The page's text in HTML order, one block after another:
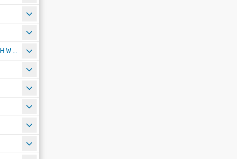
OCHRONA DANYCH OSOBOWYCH W URZĘDZIE MIASTA ŻORY - RODO